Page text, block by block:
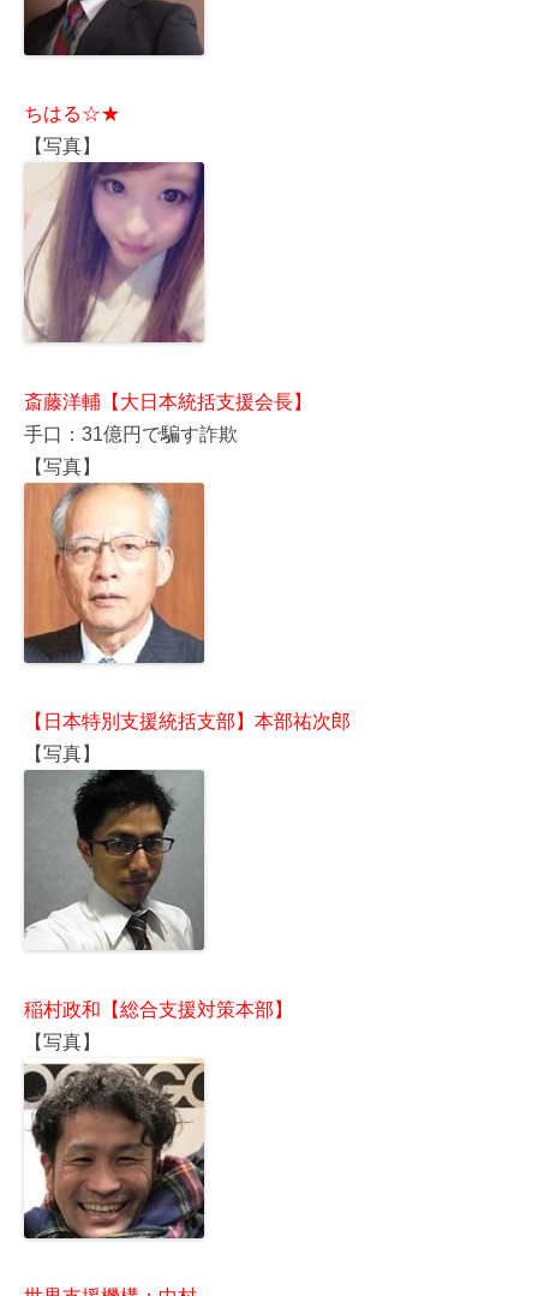
ちはる☆★
【写真】
斎藤洋輔【大日本統括支援会長】
手口：31億円で騙す詐欺
【写真】
【日本特別支援統括支部】本部祐次郎
【写真】
稲村政和【総合支援対策本部】
【写真】